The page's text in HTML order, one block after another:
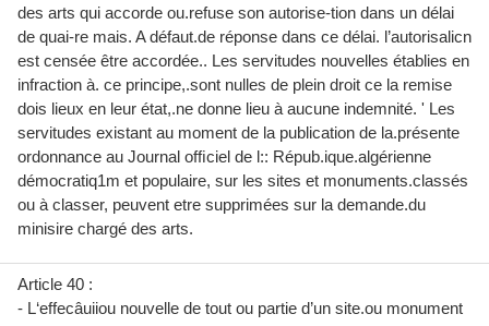
des arts qui accorde ou.refuse son autorise-tion dans un délai
de quai-re mais. A défaut.de réponse dans ce délai. l’autorisalicn
est censée être accordée.. Les servitudes nouvelles établies en
infraction à. ce principe,.sont nulles de plein droit ce la remise
dois lieux en leur état,.ne donne lieu à aucune indemnité. ' Les
servitudes existant au moment de la publication de la.présente
ordonnance au Journal ofﬁciel de l:: Répub.ique.algérienne
démocratiq1m et populaire, sur les sites et monuments.classés
ou à classer, peuvent etre supprimées sur la demande.du
minisire chargé des arts.
Article 40 :
- L‘effecâuiiou nouvelle de tout ou partie d’un site.ou monument